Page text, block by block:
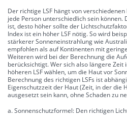
Der richtige LSF hängt von
jede Person unterschiedlich sein können.
ist, desto höher sollte der
Index ist ein höher LSF nötig. So wird
stärkerer Sonneneinstrahlung wie
empfohlen als auf Kontinenten mit
Weiteren wird bei der Berechnung die
berücksichtigt. Wer sich also längere
höheren LSF wählen, um die Haut vor
Berechnung des richtigen LSFs ist
Eigenschutzzeit der Haut (Zeit, in der die
ausgesetzt sein kann, ohne Schaden zu
a. Sonnenschutzformel: Den richtigen